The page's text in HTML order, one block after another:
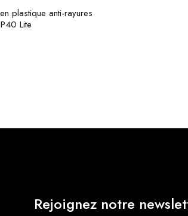
plastique anti-rayures
Lite
Rejoignez notre